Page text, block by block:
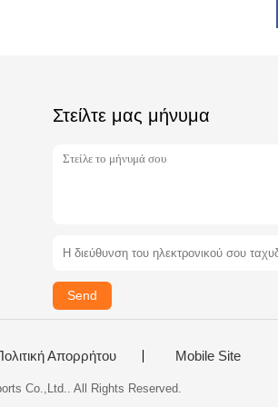
Στείλτε μας μήνυμα
Send
Απορρήτου Mobile Site
Co.,Ltd.. All Rights Reserved.